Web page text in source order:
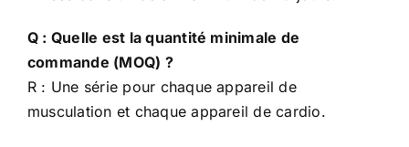
commande (MOQ) ?
R : Une série pour chaque appareil de
musculation et chaque appareil de cardio.